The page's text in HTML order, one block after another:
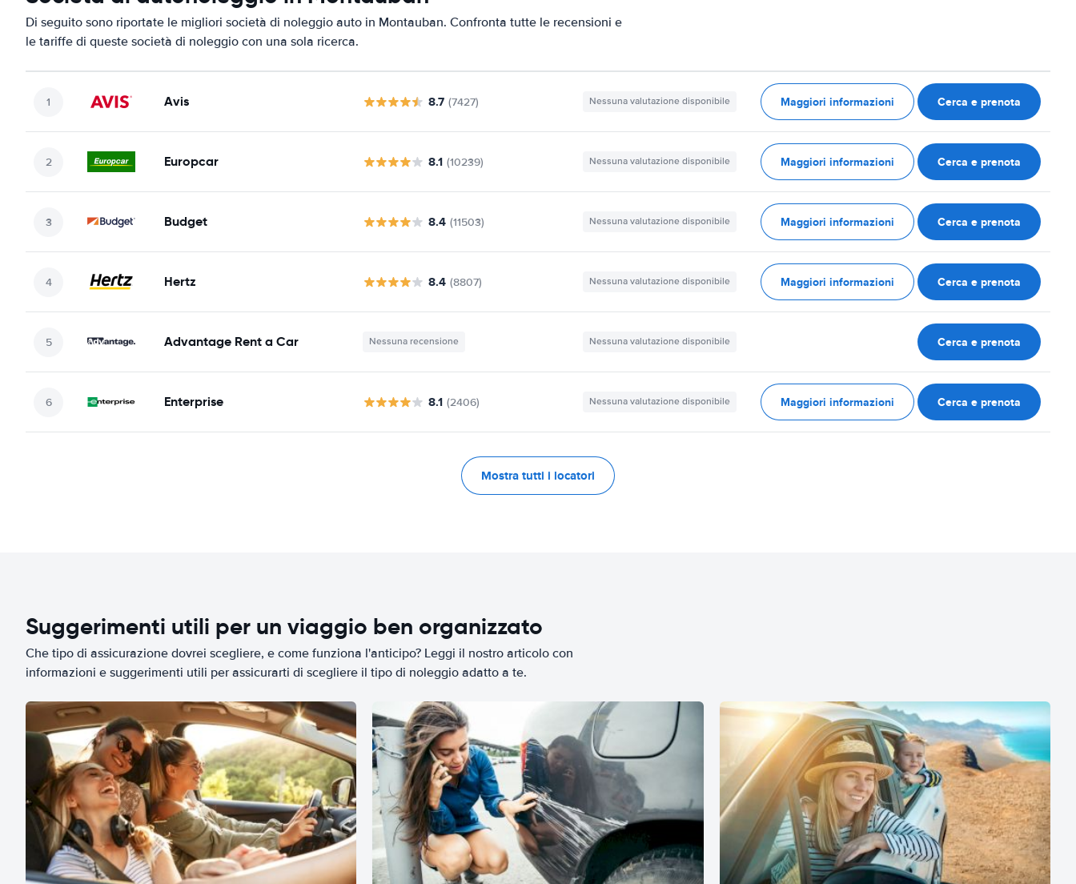
Di seguito sono riportate le migliori società di noleggio auto in Montauban. Confronta tutte le recensioni e
le tariffe di queste società di noleggio con una sola ricerca.
Avis 8.7 (7427) Nessuna valutazione disponibile Maggiori informazioni Cerca e prenota
Europcar 8.1 (10239) Nessuna valutazione disponibile Maggiori informazioni Cerca e prenota
Budget 8.4 (11503) Nessuna valutazione disponibile Maggiori informazioni Cerca e prenota
Hertz 8.4 (8807) Nessuna valutazione disponibile Maggiori informazioni Cerca e prenota
Advantage Rent a Car Nessuna recensione Nessuna valutazione disponibile Cerca e prenota
Enterprise 8.1 (2406) Nessuna valutazione disponibile Maggiori informazioni Cerca e prenota
Mostra tutti i locatori
Suggerimenti utili per un viaggio ben organizzato
Che tipo di assicurazione dovrei scegliere, e come funziona l'anticipo? Leggi il nostro articolo con
informazioni e suggerimenti utili per assicurarti di scegliere il tipo di noleggio adatto a te.